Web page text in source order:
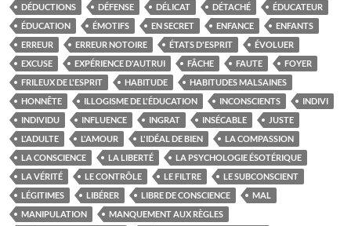
DÉDUCTIONS
DÉFENSE DÉLICAT DÉTACHÉ
ÉDUCATEUR
ÉDUCATION
ÉMOTIFS EN SECRET ENFANCE
ENFANTS
ERREUR
ERREUR NOTOIRE ÉTATS D'ESPRIT
ÉVOLUER
EXCUSE
EXPÉRIENCE D'AUTRUI FÂCHE FAUTE
FOYER
FRILEUX DE L'ESPRIT
HABITUDE
HABITUDES MALSAINES
HONNÊTE
ILLOGISME DE L'ÉDUCATION INCONSCIENTS
INDIVI
INDIVIDU
INFLUENCE INGRAT INSÉCABLE
JUSTE
L'ADULTE
L'AMOUR L'IDÉAL DE BIEN
LA COMPASSION
LA CONSCIENCE
LA LIBERTÉ
LA PSYCHOLOGIE ÉSOTÉRIQUE
LA VÉRITÉ
LE CONTRÔLE LE FILTRE
LE SUBCONSCIENT
LÉGITIMES
LIBÉRER LIBRE DE CONSCIENCE
MAL
MANIPULATION
MANQUEMENT AUX RÈGLES